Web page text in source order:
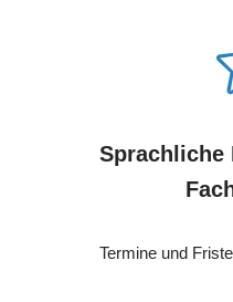
Sprachliche
Termine und